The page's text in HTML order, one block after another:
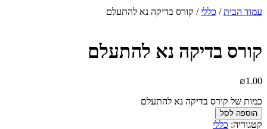
עמוד הבית/ כללי/ קורס בדיקה נא להתעלם
קורס בדיקה נא להתעלם
₪1.00
כמות של קורס בדיקה נא להתעלם
הוספה לסל
קטגוריה: כללי